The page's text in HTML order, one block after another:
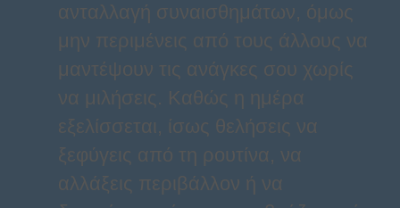
ανταλλαγή συναισθημάτων, όμως
μην περιμένεις από τους άλλους να
μαντέψουν τις ανάγκες σου χωρίς
να μιλήσεις. Καθώς η ημέρα
εξελίσσεται, ίσως θελήσεις να
ξεφύγεις από τη ρουτίνα, να
αλλάξεις περιβάλλον ή να